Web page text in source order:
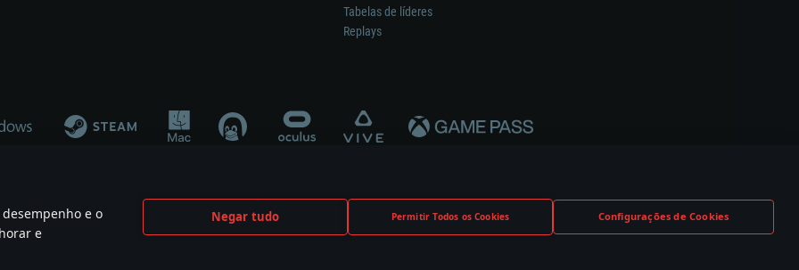
e o
e
Negar tudo Permitir Todos os Cookies Configurações de Cookies
Tabelas de líderes
Replays
significa participação no desenvolvimento, patrocínio ou aval do respetivo construtor.
are the property of their respective owners.